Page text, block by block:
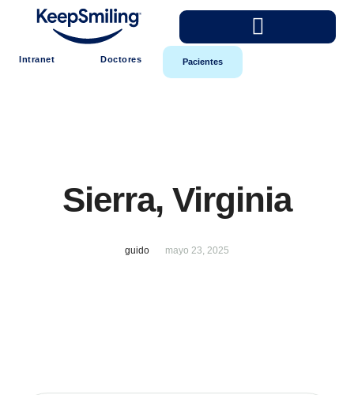
Intranet Doctores Pacientes
Sierra, Virginia
guido mayo 23, 2025